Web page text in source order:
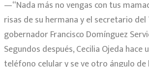
—“Nada más no vengas con tus
risas de su hermana y el secretario
gobernador Francisco Domínguez
Segundos después, Cecilia Ojeda hace